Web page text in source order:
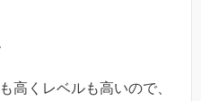
高くレベルも高いので、